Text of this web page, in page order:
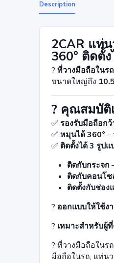
Description
2CAR แท่
360° ติดตั้
? ที่วางมือถือในร
ขนาดใหญ่ถึง
? คุณสมบัติ
✅ รองรับมือถือก
✅ หมุนได้ 360° –
✅ ติดตั้งได้ 3 รูปแ
ติดกับกระจก
ติดกับคอนโซ
ติดตั้งกับช่อง
? ออกแบบให้ใช้ง
? เหมาะสำหรับผู้
? ที่วางมือถือในร
มือถือในรถ, แท่น